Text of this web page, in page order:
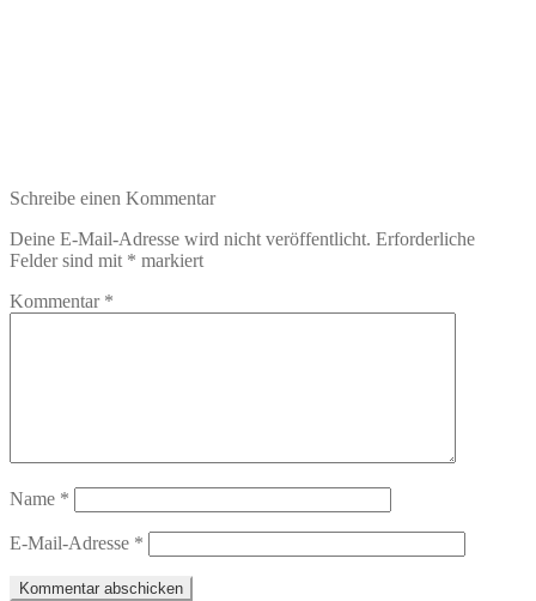
Schreibe einen Kommentar
Deine E-Mail-Adresse wird nicht veröffentlicht. Erforderliche
Felder sind mit * markiert
Kommentar *
Name *
E-Mail-Adresse *